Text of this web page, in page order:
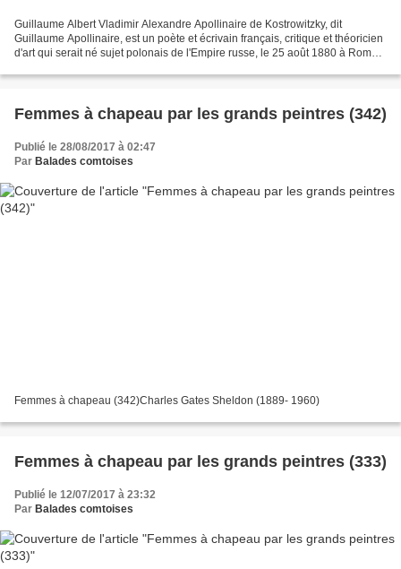
Guillaume Albert Vladimir Alexandre Apollinaire de Kostrowitzky, dit
Guillaume Apollinaire, est un poète et écrivain français, critique et théoricien
d'art qui serait né sujet polonais de l'Empire russe, le 25 août 1880 à Rome.
Femmes à chapeau par les grands peintres (342)
Publié le 28/08/2017 à 02:47
Par Balades comtoises
Femmes à chapeau (342)Charles Gates Sheldon (1889- 1960)
Femmes à chapeau par les grands peintres (333)
Publié le 12/07/2017 à 23:32
Par Balades comtoises